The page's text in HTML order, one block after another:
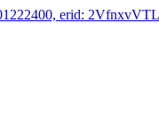
erid: